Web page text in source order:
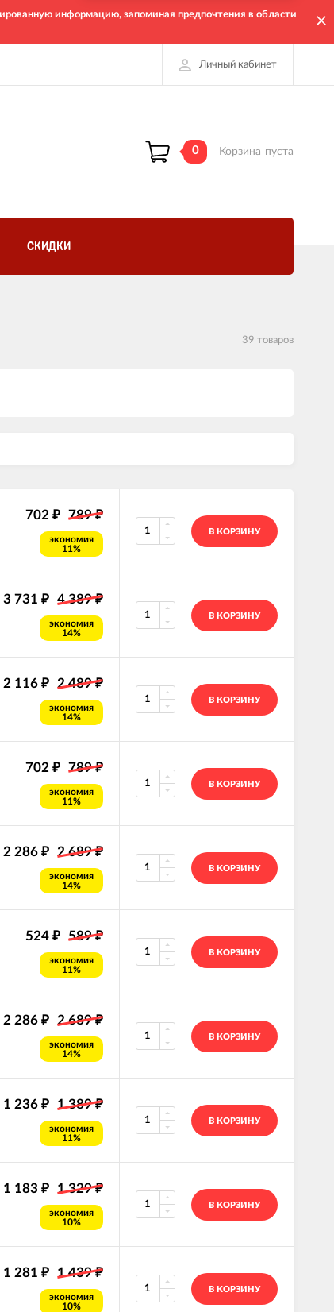
информацию, запоминая предпочтения в области
Личный кабинет
0 Корзина пуста
СКИДКИ
39 товаров
702 ₽ 789₽
экономия
11%
В КОРЗИНУ
3 731 ₽ 4 389₽
экономия
14%
В КОРЗИНУ
2 116 ₽ 2 489₽
экономия
14%
В КОРЗИНУ
702 ₽ 789₽
экономия
11%
В КОРЗИНУ
2 286 ₽ 2 689₽
экономия
14%
В КОРЗИНУ
524 ₽ 589₽
экономия
11%
В КОРЗИНУ
2 286 ₽ 2 689₽
экономия
14%
В КОРЗИНУ
1 236 ₽ 1 389₽
экономия
11%
В КОРЗИНУ
1 183 ₽ 1 329₽
экономия
10%
В КОРЗИНУ
1 281 ₽ 1 439₽
экономия
10%
В КОРЗИНУ